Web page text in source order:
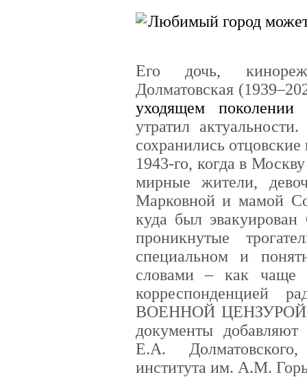
Его дочь,
Долматовская
уходящем поколении
утратил
сохранились
1943-го, когда в
мирные жители,
Марковной и мамой
куда был
проникнутые
специальном и
словами – как чаще
корреспонденцией
ВОЕННОЙ ЦЕНЗУРОЙ.
документы
Е.А.
института им. А.М.